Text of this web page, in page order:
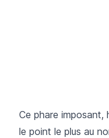
Ce phare
le point le plus au